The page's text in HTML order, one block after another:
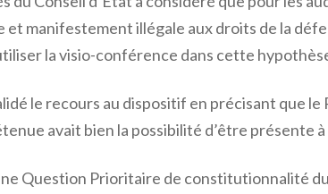
manifestement illégale aux droits de la
la visio-conférence dans cette
le recours au dispositif en précisant que le
avait bien la possibilité d’être présente à
Question Prioritaire de constitutionnalité